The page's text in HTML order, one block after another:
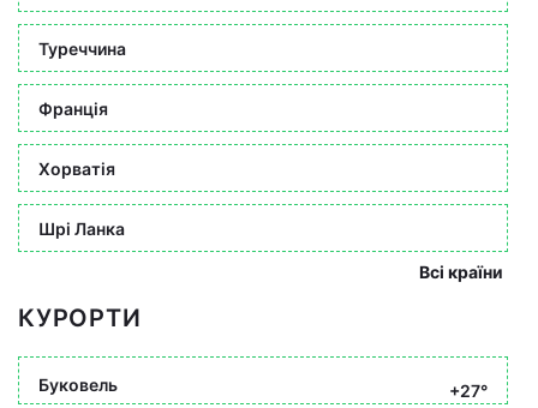
Туреччина
Франція
Хорватія
Шрі Ланка
Всі країни
КУРОРТИ
Буковель +27°